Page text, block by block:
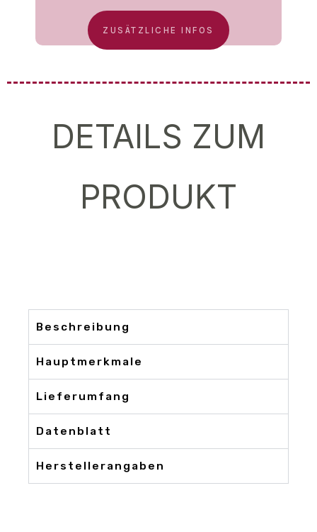
ZUSÄTZLICHE INFOS
DETAILS ZUM
PRODUKT
Beschreibung
Hauptmerkmale
Lieferumfang
Datenblatt
Herstellerangaben